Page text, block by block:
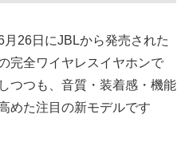
月26日にJBLから発売された
完全ワイヤレスイヤホンで
つつも、音質・装着感・機能
めた注目の新モデルです